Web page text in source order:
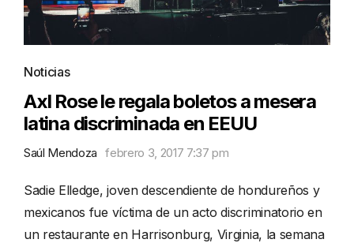
Noticias
Axl Rose le regala boletos a mesera
latina discriminada en EEUU
Saúl Mendoza febrero 3, 2017 7:37 pm
Sadie Elledge, joven descendiente de hondureños y
mexicanos fue víctima de un acto discriminatorio en
un restaurante en Harrisonburg, Virginia, la semana